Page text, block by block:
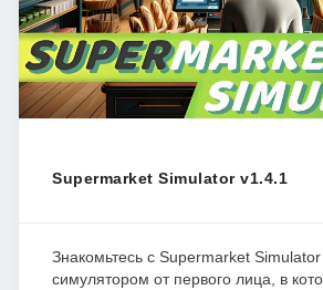
Supermarket Simulator v1.4.1
Знакомьтесь с Supermarket
симулятором от первого лица, в